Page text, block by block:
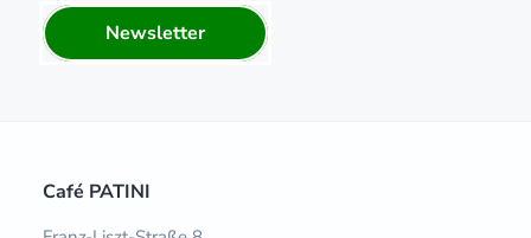
Newsletter
Footer
Café PATINI